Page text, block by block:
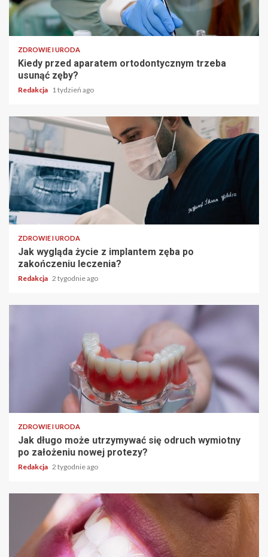
ZDROWIE I URODA
Kiedy przed aparatem ortodontycznym trzeba
usunąć zęby?
Redakcja 1 tydzień ago
ZDROWIE I URODA
Jak wygląda życie z implantem zęba po
zakończeniu leczenia?
Redakcja 2 tygodnie ago
ZDROWIE I URODA
Jak długo może utrzymywać się odruch wymiotny
po założeniu nowej protezy?
Redakcja 2 tygodnie ago